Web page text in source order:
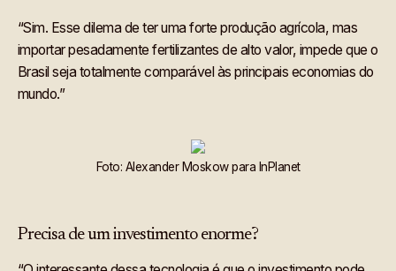
“Sim. Esse dilema de ter uma forte produção agrícola, mas
importar pesadamente fertilizantes de alto valor, impede que o
Brasil seja totalmente comparável às principais economias do
mundo.”
Foto: Alexander Moskow para InPlanet
Precisa de um investimento enorme?